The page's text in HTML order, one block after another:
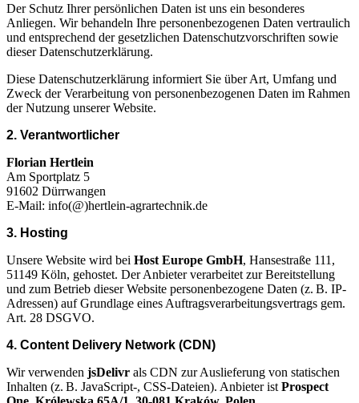
Der Schutz Ihrer persönlichen Daten ist uns ein besonderes
Anliegen. Wir behandeln Ihre personenbezogenen Daten vertraulich
und entsprechend der gesetzlichen Datenschutzvorschriften sowie
dieser Datenschutzerklärung.
Diese Datenschutzerklärung informiert Sie über Art, Umfang und
Zweck der Verarbeitung von personenbezogenen Daten im Rahmen
der Nutzung unserer Website.
2. Verantwortlicher
Florian Hertlein
Am Sportplatz 5
91602 Dürrwangen
E-Mail: info(@)hertlein-agrartechnik.de
3. Hosting
Unsere Website wird bei Host Europe GmbH, Hansestraße 111,
51149 Köln, gehostet. Der Anbieter verarbeitet zur Bereitstellung
und zum Betrieb dieser Website personenbezogene Daten (z. B. IP-
Adressen) auf Grundlage eines Auftragsverarbeitungsvertrags gem.
Art. 28 DSGVO.
4. Content Delivery Network (CDN)
Wir verwenden jsDelivr als CDN zur Auslieferung von statischen
Inhalten (z. B. JavaScript-, CSS-Dateien). Anbieter ist Prospect